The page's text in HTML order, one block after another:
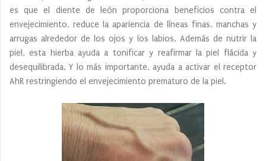
es que el diente de león proporciona beneficios contra el
envejecimiento, reduce la apariencia de líneas finas, manchas y
arrugas alrededor de los ojos y los labios. Además de nutrir la
piel, esta hierba ayuda a tonificar y reafirmar la piel flácida y
desequilibrada. Y lo más importante, ayuda a activar el receptor
AhR restringiendo el envejecimiento prematuro de la piel.